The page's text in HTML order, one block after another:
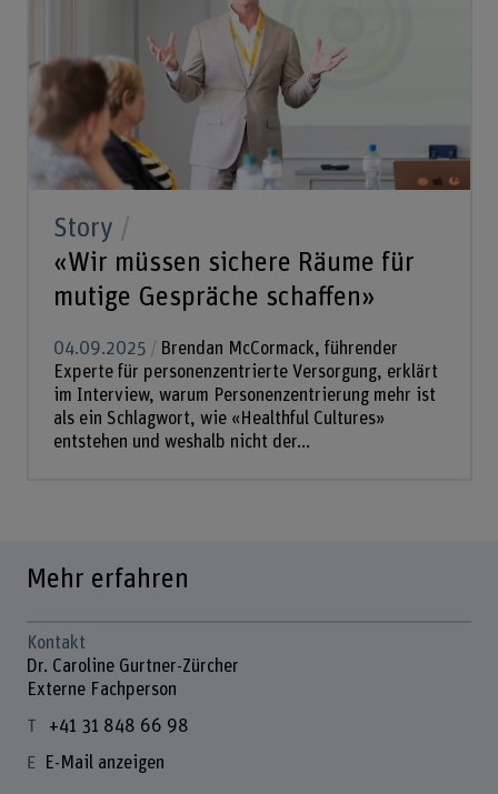
Story
«Wir müssen sichere Räume für
mutige Gespräche schaffen»
04.09.2025
Brendan McCormack, führender
Experte für personenzentrierte Versorgung, erklärt
im Interview, warum Personenzentrierung mehr ist
als ein Schlagwort, wie «Healthful Cultures»
entstehen und weshalb nicht der...
Mehr erfahren
Kontakt
Dr. Caroline Gurtner-Zürcher
Externe Fachperson
+41 31 848 66 98
E-Mail anzeigen